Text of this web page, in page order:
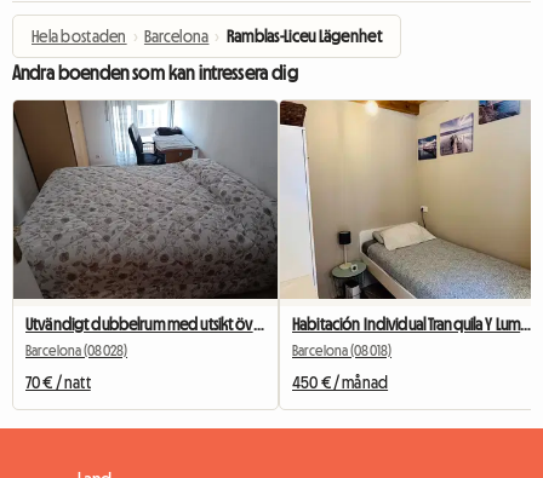
Hela bostaden › Barcelona › Ramblas-Liceu Lägenhet
Andra boenden som kan intressera dig
Utvändigt dubbelrum med utsikt över Camp Nou
Barcelona (08028)
70 € / natt
Habitación Individual Tranquila Y Luminosa
Barcelona (08018)
450 € / månad